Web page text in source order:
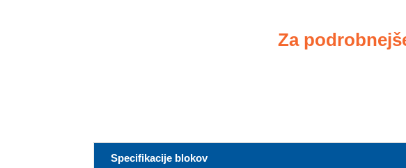
Za
Specifikacije blokov